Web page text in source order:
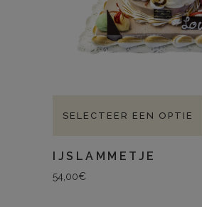
SELECTEER EEN OPTIE
IJSLAMMETJE
54,00€